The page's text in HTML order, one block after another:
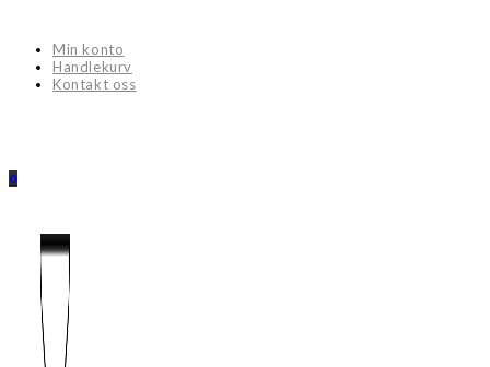
contentMin konto
Handlekurv
Kontakt oss
0